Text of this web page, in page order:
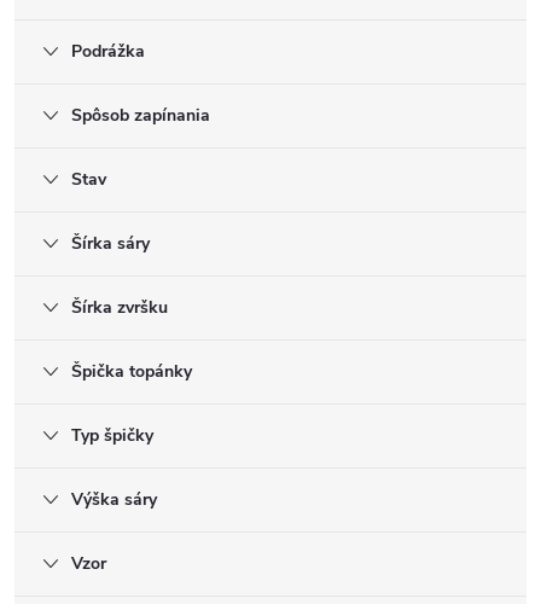
Podrážka
Spôsob zapínania
Stav
Šírka sáry
Šírka zvršku
Špička topánky
Typ špičky
Výška sáry
Vzor